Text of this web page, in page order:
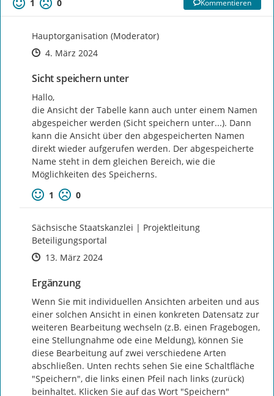
1
0 Kommentieren
Hauptorganisation (Moderator)
Zeitpunkt des Erstellens
Zeitpunkt des Erstellens
4. März 2024Zur Äußerung
Sicht speichern unter
Hallo,
die Ansicht der Tabelle kann auch unter einem Namen
abgespeicher werden (Sicht speichern unter...). Dann
kann die Ansicht über den abgespeicherten Namen
direkt wieder aufgerufen werden. Der abgespeicherte
Name steht in dem gleichen Bereich, wie die
Möglichkeiten des Speicherns.
1
0
Sächsische Staatskanzlei | Projektleitung
Beteiligungsportal
Zeitpunkt des Erstellens
Zeitpunkt des Erstellens
13. März 2024Zur Äußerung
Ergänzung
Wenn Sie mit individuellen Ansichten arbeiten und aus
einer solchen Ansicht in einen konkreten Datensatz zur
weiteren Bearbeitung wechseln (z.B. einen Fragebogen,
eine Stellungnahme ode eine Meldung), können Sie
diese Bearbeitung auf zwei verschiedene Arten
abschließen. Unten rechts sehen Sie eine Schaltfläche
"Speichern", die links einen Pfeil nach links (zurück)
beinhaltet. Klicken Sie auf das Wort "Speichern"